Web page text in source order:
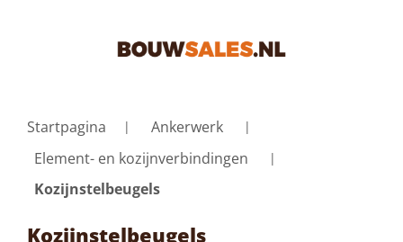
Startpagina
Ankerwerk
Element- en kozijnverbindingen
Kozijnstelbeugels
Kozijnstelbeugels